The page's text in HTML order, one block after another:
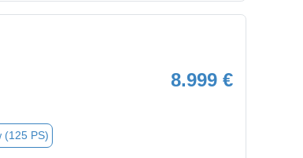
8.999 €
(125 PS)